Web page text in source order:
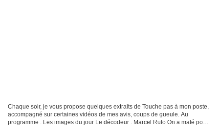
Chaque soir, je vous propose quelques extraits de Touche pas à mon poste,
accompagné sur certaines vidéos de mes avis, coups de gueule. Au
programme : Les images du jour Le décodeur : Marcel Rufo On a maté pour